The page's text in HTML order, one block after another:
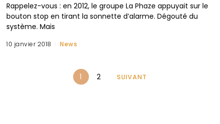
Rappelez-vous : en 2012, le groupe La Phaze appuyait sur le
bouton stop en tirant la sonnette d’alarme. Dégouté du
système. Mais
10 janvier 2018 News
1 2 SUIVANT